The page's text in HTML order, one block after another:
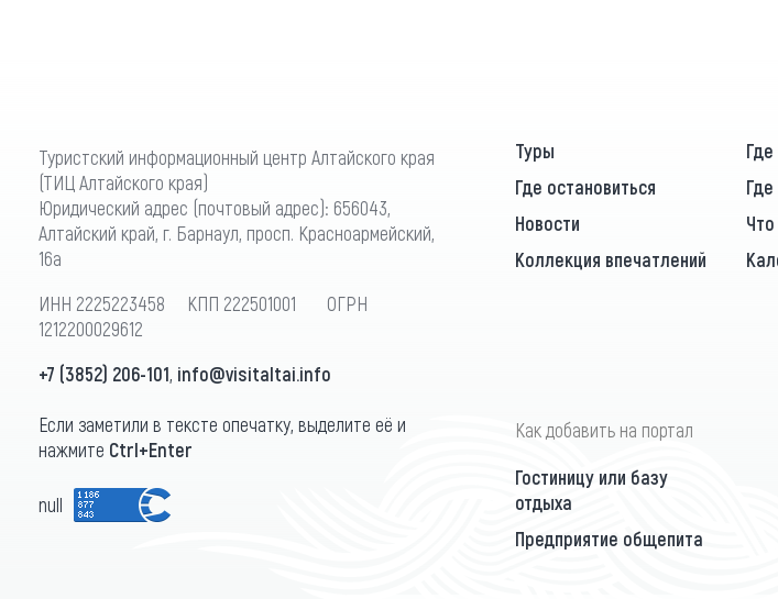
Туристский информационный центр Алтайского края
(ТИЦ Алтайского края)
Юридический адрес (почтовый адрес): 656043,
Алтайский край, г. Барнаул, просп. Красноармейский,
16а
ИНН 2225223458 КПП 222501001 ОГРН
1212200029612
+7 (3852) 206-101, info@visitaltai.info
Если заметили в тексте опечатку, выделите её и
нажмите Ctrl+Enter
null
Туры
Где остановиться
Новости
Коллекция впечатлений
Как добавить на портал
Гостиницу или базу
отдыха
Предприятие общепита